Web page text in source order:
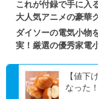
これが付録で手に入
大人気アニメの豪華
ダイソーの電気小物
実！厳選の優秀家電
【値下
なった